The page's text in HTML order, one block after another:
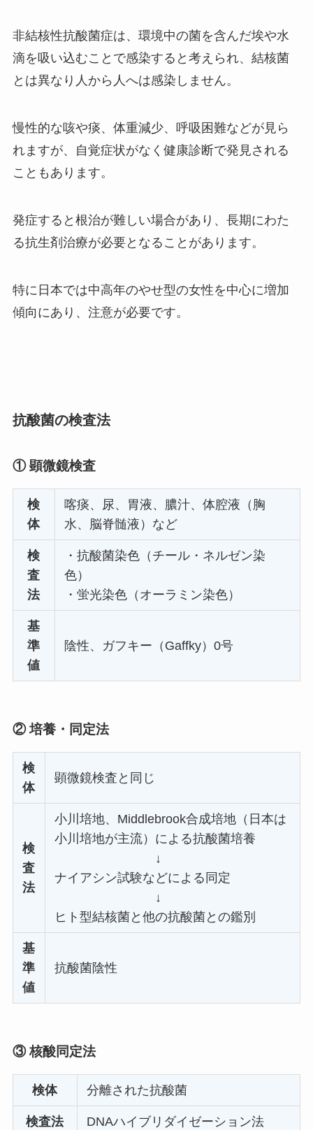
非結核性抗酸菌症は、環境中の菌を含んだ埃や水
滴を吸い込むことで感染すると考えられ、結核菌
とは異なり人から人へは感染しません。
慢性的な咳や痰、体重減少、呼吸困難などが見ら
れますが、自覚症状がなく健康診断で発見される
こともあります。
発症すると根治が難しい場合があり、長期にわた
る抗生剤治療が必要となることがあります。
特に日本では中高年のやせ型の女性を中心に増加
傾向にあり、注意が必要です。
抗酸菌の検査法
① 顕微鏡検査
検
体
喀痰、尿、胃液、膿汁、体腔液（胸
水、脳脊髄液）など
検
査
法
・抗酸菌染色（チール・ネルゼン染
色）
・蛍光染色（オーラミン染色）
基
準
値
陰性、ガフキー（Gaffky）0号
② 培養・同定法
検
体
顕微鏡検査と同じ
検
査
法
小川培地、Middlebrook合成培地（日本は
小川培地が主流）による抗酸菌培養
↓
ナイアシン試験などによる同定
↓
ヒト型結核菌と他の抗酸菌との鑑別
基
準
値
抗酸菌陰性
③ 核酸同定法
検体 分離された抗酸菌
検査法 DNAハイブリダイゼーション法